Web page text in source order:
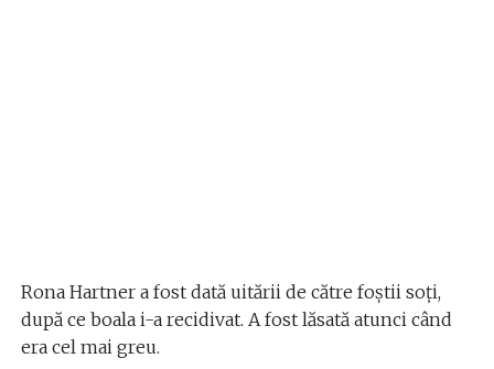
Rona Hartner a fost dată uitării de către foștii soți,
după ce boala i-a recidivat. A fost lăsată atunci când
era cel mai greu.